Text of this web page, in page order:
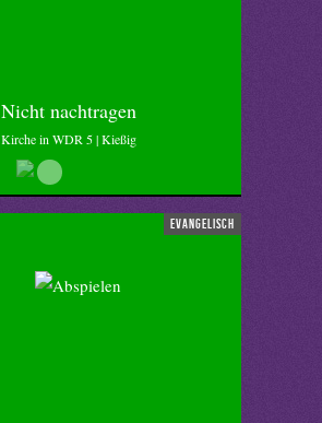
Nicht nachtragen
Kirche in WDR 5 | Kießig
evangelisch